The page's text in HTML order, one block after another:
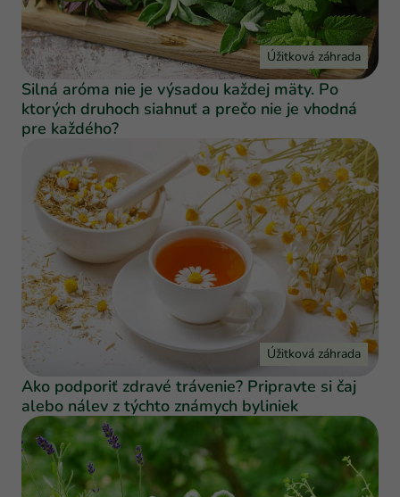
Úžitková záhrada
Silná aróma nie je výsadou každej mäty. Po
ktorých druhoch siahnuť a prečo nie je vhodná
pre každého?
Úžitková záhrada
Ako podporiť zdravé trávenie? Pripravte si čaj
alebo nálev z týchto známych byliniek